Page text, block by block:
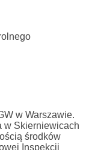
w Warszawie.
w Skierniewicach
środków
Inspekcji